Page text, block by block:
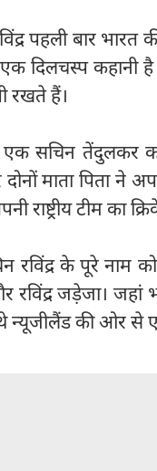
पहली बार
दिलचस्प कहानी है।
रखते हैं।
सचिन तेंदुलकर
दोनों माता पिता ने
राष्ट्रीय टीम का
रविंद्र के पूरे नाम
रविंद्र जड़ेजा। जहां
न्यूजीलैंड की ओर से